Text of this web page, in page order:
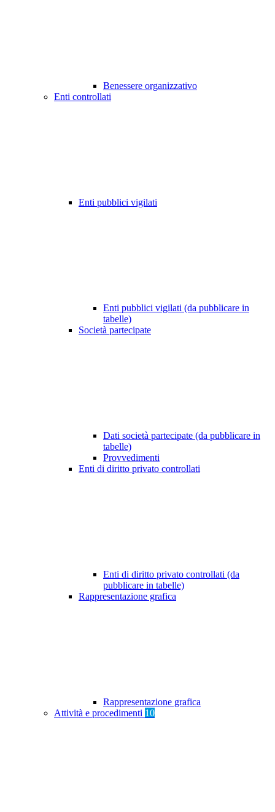
Benessere organizzativo
Enti controllati
Enti pubblici vigilati
Enti pubblici vigilati (da pubblicare in
tabelle)
Società partecipate
Dati società partecipate (da pubblicare in
tabelle)
Provvedimenti
Enti di diritto privato controllati
Enti di diritto privato controllati (da
pubblicare in tabelle)
Rappresentazione grafica
Rappresentazione grafica
Attività e procedimenti 10